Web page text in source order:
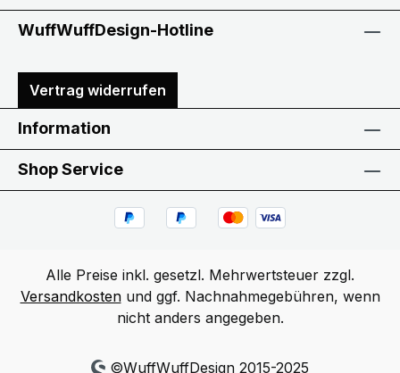
WuffWuffDesign-Hotline
Vertrag widerrufen
Information
Shop Service
Alle Preise inkl. gesetzl. Mehrwertsteuer zzgl.
Versandkostenund ggf. Nachnahmegebühren, wenn
nicht anders angegeben.
©WuffWuffDesign 2015-2025